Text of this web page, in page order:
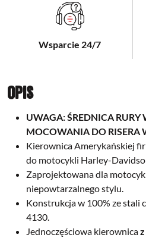
Wsparcie 24/7
Opis
UWAGA: ŚREDNICA RURY
MOCOWANIA DO RISERA
Kierownica Amerykańskiej
do motocykli Harley-
Zaprojektowana dla
niepowtarzalnego stylu.
Konstrukcja w 100% ze
4130.
Jednoczęściowa kierownica